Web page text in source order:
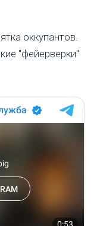
оккупантов.
"фейерверки"